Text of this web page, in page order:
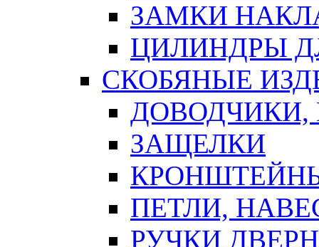
ЗАМКИ
ЦИЛИНДРЫ
СКОБЯНЫЕ
ЗАЩЕЛКИ
ПЕТЛИ,
РУЧКИ